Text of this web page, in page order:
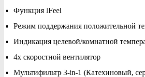
Функция IFeel
Режим поддержания положительной
Индикация целевой/комнатной
4х скоростной вентилятор
Мультифильтр 3-in-1 (Катехиновый,